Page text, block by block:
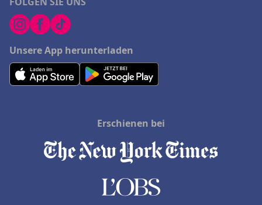
Unsere App herunterladen
Erschienen bei